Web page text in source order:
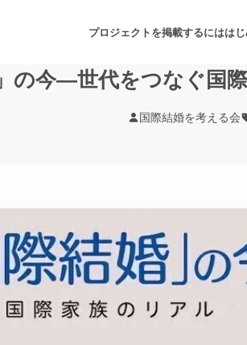
プロジェクトを掲載するにはは
ゲーム・サービス開発
書籍・雑誌出版
の今―世代をつなぐ国
国際結婚を考える会